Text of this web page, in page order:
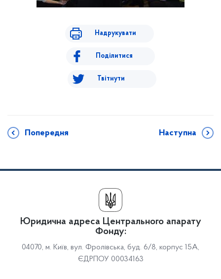
Надрукувати
Поділитися
Твітнути
Попередня Наступна
Юридична адреса Центрального апарату
Фонду:
04070, м. Київ, вул. Фролівська, буд. 6/8, корпус 15А,
ЄДРПОУ 00034163